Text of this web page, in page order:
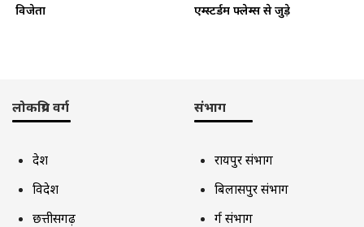
विजेता
एम्स्टर्डम फ्लेम्स से जुड़े
लोकप्रिय वर्ग
देश
विदेश
छत्तीसगढ़
संभाग
रायपुर संभाग
बिलासपुर संभाग
दुर्ग संभाग